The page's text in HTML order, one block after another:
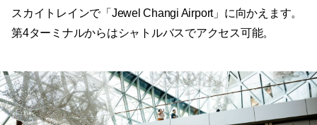
スカイトレインで「Jewel Changi Airport」に向かえます。
第4ターミナルからはシャトルバスでアクセス可能。